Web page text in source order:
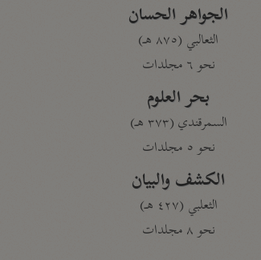
الجواهر الحسان
الثعالبي (٨٧٥ هـ)
نحو ٦ مجلدات
بحر العلوم
السمرقندي (٣٧٣ هـ)
نحو ٥ مجلدات
الكشف والبيان
الثعلبي (٤٢٧ هـ)
نحو ٨ مجلدات